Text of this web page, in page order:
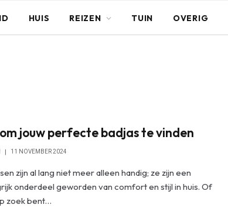
HUIS REIZEN TUIN OVERIG
jouw perfecte badjas te vinden
11 NOVEMBER 2024
zijn al lang niet meer alleen handig; ze zijn een
onderdeel geworden van comfort en stijl in huis. Of
zoek bent…